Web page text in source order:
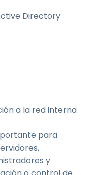
Directory
a la red interna
para
y